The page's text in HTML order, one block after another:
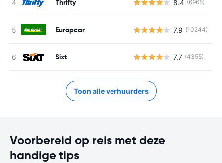
Thrifty 8.4 (6965)
Europcar 7.9 (10244)
Sixt 7.7 (4355)
Toon alle verhuurders
Voorbereid op reis met deze
handige tips